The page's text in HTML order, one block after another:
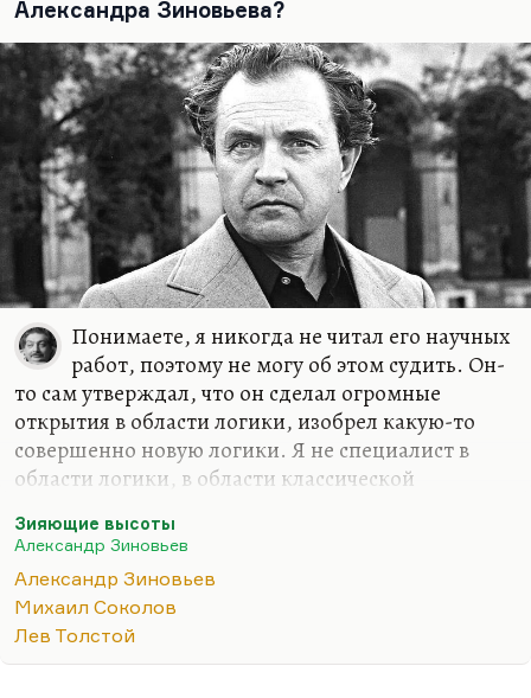
Александра Зиновьева?
Понимаете, я никогда не читал его научных
работ, поэтому не могу об этом судить. Он-
то сам утверждал, что он сделал огромные
открытия в области логики, изобрел какую-то
совершенно новую логики. Я не специалист в
области логики, в области классической
слово.
Но что касается его художественных
произведений, то как раз здесь эволюция
довольно типична. Он разочаровался в России,
разочаровался в мире советском, но
Зияющие высоты
Александр Зиновьев
Александр Зиновьев
Михаил Соколов
Лев Толстой